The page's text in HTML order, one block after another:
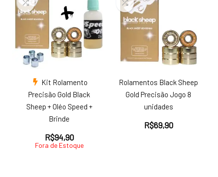
Kit Rolamento
Precisão Gold Black
Sheep + Oléo Speed +
Brinde
R$94,90
Fora de Estoque
Rolamentos Black Sheep
Gold Precisão Jogo 8
unidades
R$69,90